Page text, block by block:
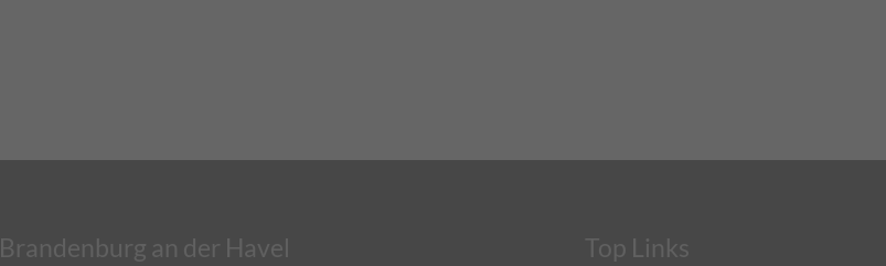
Brandenburg an der Havel Top Links